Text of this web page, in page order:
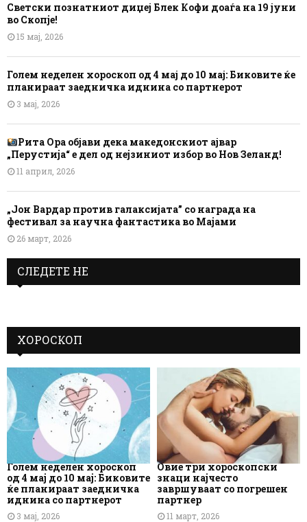
Светски познатниот диџеј Блек Кофи доаѓа на 19 јуни
во Скопје!
15 мај, 2026
Голем неделен хороскоп од 4 мај до 10 мај: Биковите ќе
планираат заедничка иднина со партнерот
3 мај, 2026
Рита Ора објави дека македонскиот ајвар
„Перустија“ е дел од нејзиниот избор во Нов Зеланд!
11 април, 2026
„Јон Вардар против галаксијата” со награда на
фестивал за научна фантастика во Мајами
26 март, 2026
СЛЕДЕТЕ НЕ
ХОРОСКОП
Голем неделен хороскоп
од 4 мај до 10 мај: Биковите
ќе планираат заедничка
иднина со партнерот
3 мај, 2026
Овие три хороскопски
знаци најчесто
завршуваат со погрешен
партнер
11 март, 2026